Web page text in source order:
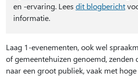
en -ervaring. Lees dit blogbericht
informatie.
Laag 1-evenementen, ook wel
of gemeentehuizen genoemd,
naar een groot publiek, vaak met